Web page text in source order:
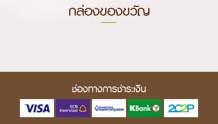
กล่องของขวัญ
ช่องทางการชำระเงิน